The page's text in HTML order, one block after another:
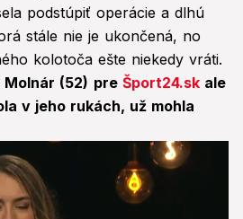
podstúpiť operácie a dlhú
stále nie je ukončená, no
kolotoča ešte niekedy vráti.
Molnár (52) pre Šport24.sk ale
v jeho rukách, už mohla